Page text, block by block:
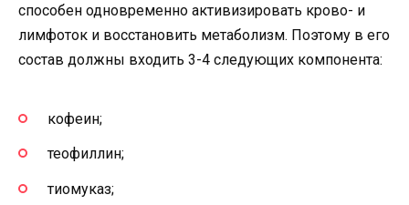
способен одновременно активизировать крово- и
лимфоток и восстановить метаболизм. Поэтому в его
состав должны входить 3-4 следующих компонента:
кофеин;
теофиллин;
тиомуказ;